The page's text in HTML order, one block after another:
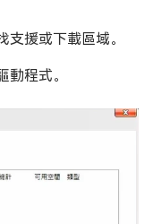
援或下載區域。
程式。